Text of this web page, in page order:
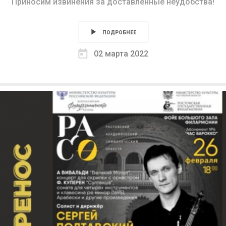
ПОДРОБНЕЕ
02 марта 2022